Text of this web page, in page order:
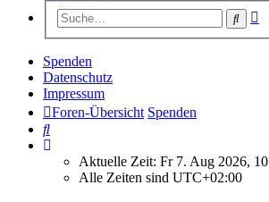
Suche
Spenden
Datenschutz
Impressum
Foren-Übersicht Spenden
Suche
Aktuelle Zeit: Fr 7. Aug 2026,
Alle Zeiten sind UTC+02:00